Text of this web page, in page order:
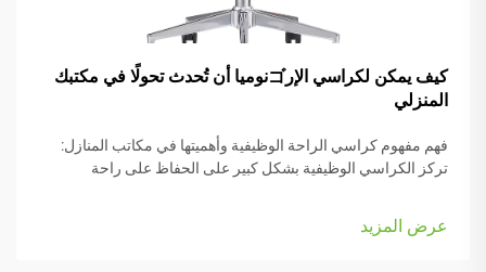
كيف يمكن لكراسي الإرゴنوميا أن تُحدث تحولًا في مكتبك
المنزلي
فهم مفهوم كراسي الراحة الوظيفية وأهميتها في مكاتب المنازل:
تركز الكراسي الوظيفية بشكل كبير على الحفاظ على راحة
النماذج مزودة بـ...
عرض المزيد